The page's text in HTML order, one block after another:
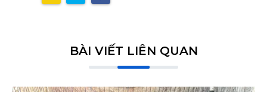
BÀI VIẾT LIÊN QUAN